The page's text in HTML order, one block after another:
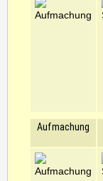
Aufmachung